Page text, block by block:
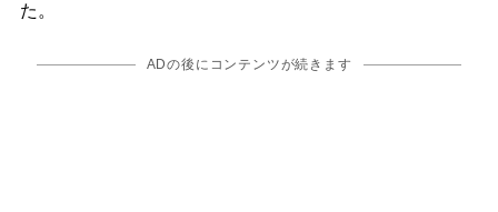
た。
ADの後にコンテンツが続きます